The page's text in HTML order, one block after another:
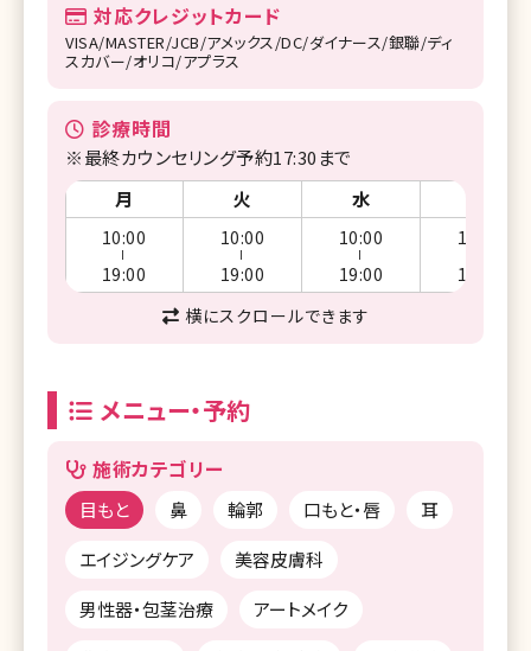
対応クレジットカード
VISA/MASTER/JCB/アメックス/DC/ダイナース/銀聯/ディ
スカバー/オリコ/アプラス
診療時間
※最終カウンセリング予約17:30まで
月
火 水
10:00
19:00
10:00
19:00
10:00
19:00
10:00
19:00
横にスクロールできます
メニュー・予約
施術カテゴリー
目もと 鼻 輪郭 口もと・唇
耳
エイジングケア
美容皮膚科
男性器・包茎治療
アートメイク